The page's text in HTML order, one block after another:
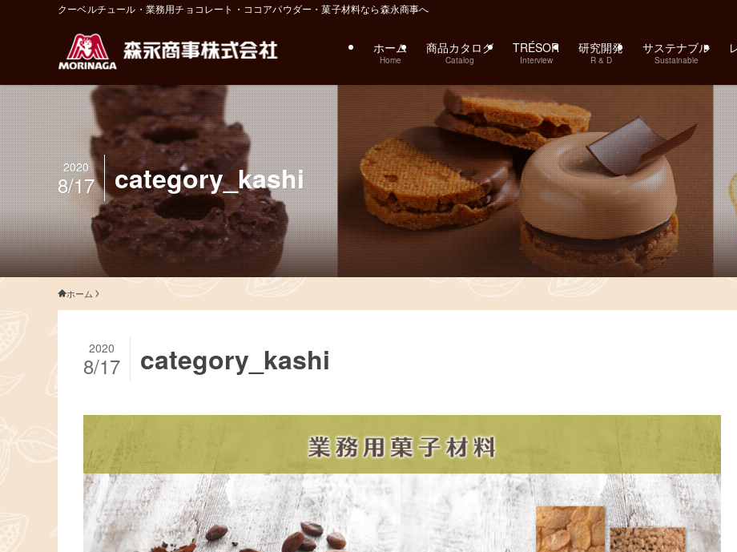
クーベルチュール・業務用チョコレート・ココアパウダー・菓子材料なら森永商事へ
ホーム
Home
商品カタログ
Catalog
TRÉSOR
Interview
研究開発
R & D
サステナブル
Sustainable
category_kashi
2020
8/17
ホーム
category_kashi
2020
8/17